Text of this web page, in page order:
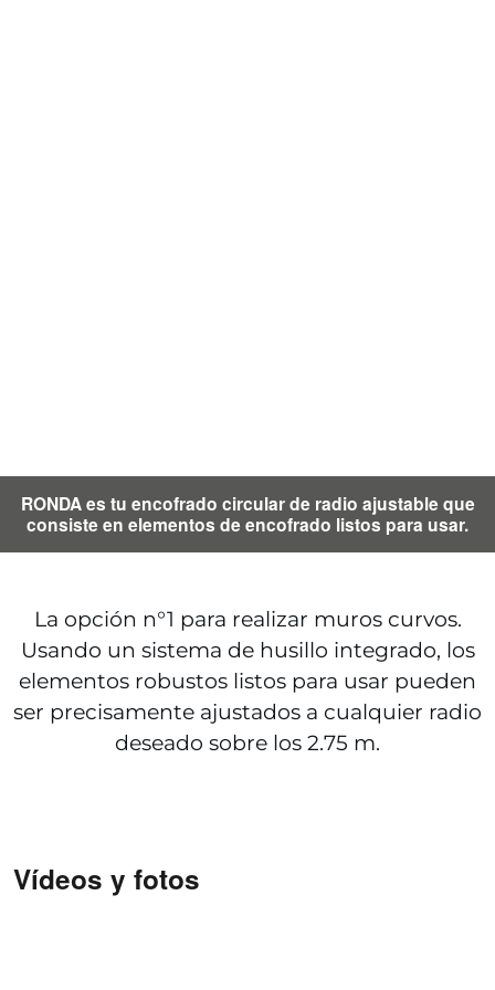
RONDA es tu encofrado circular de radio ajustable que
consiste en elementos de encofrado listos para usar.
La opción n°1 para realizar muros curvos.
Usando un sistema de husillo integrado, los
elementos robustos listos para usar pueden
ser precisamente ajustados a cualquier radio
deseado sobre los 2.75 m.
Vídeos y fotos